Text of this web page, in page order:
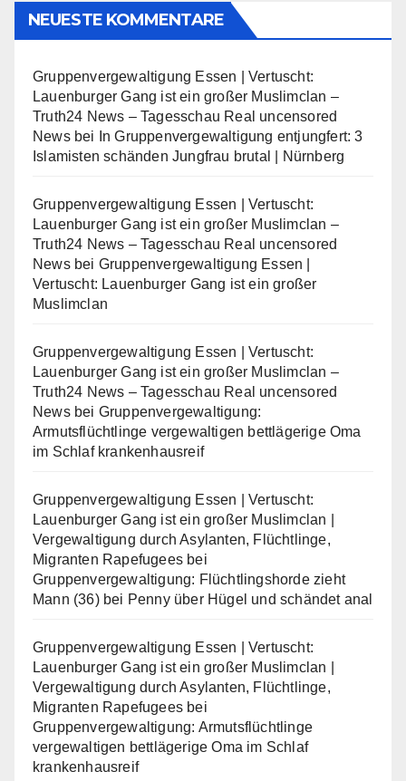
NEUESTE KOMMENTARE
Gruppenvergewaltigung Essen | Vertuscht:
Lauenburger Gang ist ein großer Muslimclan –
Truth24 News – Tagesschau Real uncensored
Newsbei
In Gruppenvergewaltigung entjungfert: 3
Islamisten schänden Jungfrau brutal | Nürnberg
Gruppenvergewaltigung Essen | Vertuscht:
Lauenburger Gang ist ein großer Muslimclan –
Truth24 News – Tagesschau Real uncensored
Newsbei Gruppenvergewaltigung Essen |
Vertuscht: Lauenburger Gang ist ein großer
Muslimclan
Gruppenvergewaltigung Essen | Vertuscht:
Lauenburger Gang ist ein großer Muslimclan –
Truth24 News – Tagesschau Real uncensored
Newsbei Gruppenvergewaltigung:
Armutsflüchtlinge vergewaltigen bettlägerige Oma
im Schlaf krankenhausreif
Gruppenvergewaltigung Essen | Vertuscht:
Lauenburger Gang ist ein großer Muslimclan |
Vergewaltigung durch Asylanten, Flüchtlinge,
Migranten Rapefugees bei
Gruppenvergewaltigung: Flüchtlingshorde zieht
Mann (36) bei Penny über Hügel und schändet anal
Gruppenvergewaltigung Essen | Vertuscht:
Lauenburger Gang ist ein großer Muslimclan |
Vergewaltigung durch Asylanten, Flüchtlinge,
Migranten Rapefugees bei
Gruppenvergewaltigung: Armutsflüchtlinge
vergewaltigen bettlägerige Oma im Schlaf
krankenhausreif